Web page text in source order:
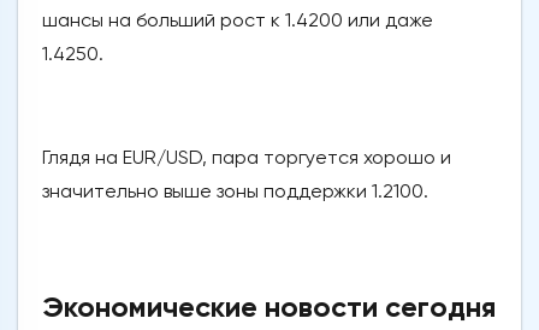
шансы на больший рост к 1.4200 или даже
1.4250.
Глядя на EUR/USD, пара торгуется хорошо и
значительно выше зоны поддержки 1.2100.
Экономические новости сегодня